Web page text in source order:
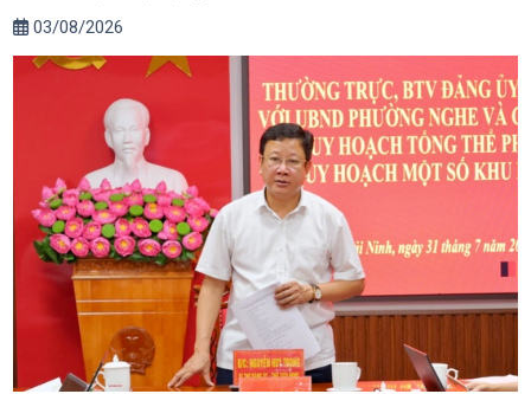
03/08/2026